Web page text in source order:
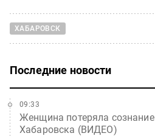
ХАБАРОВСК
Последние новости
Женщина потеряла
Хабаровска (ВИДЕО)
09:33